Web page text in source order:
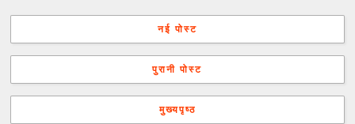
नई पोस्ट
पुरानी पोस्ट
मुख्यपृष्ठ